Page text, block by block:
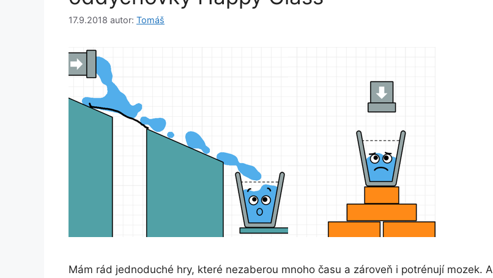
17.9.2018 autor: Tomáš
Mám rád jednoduché hry, které nezaberou mnoho času a zároveň i potrénují mozek. A